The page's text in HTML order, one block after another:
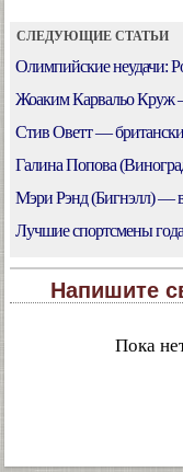
СЛЕДУЮЩИЕ СТАТЬИ
Олимпийские неудачи:
Жоаким Карвальо Круж
Стив Оветт —
Галина Попова
Мэри Рэнд (Бигнэлл) —
Лучшие спортсмены
Напишите
Пока